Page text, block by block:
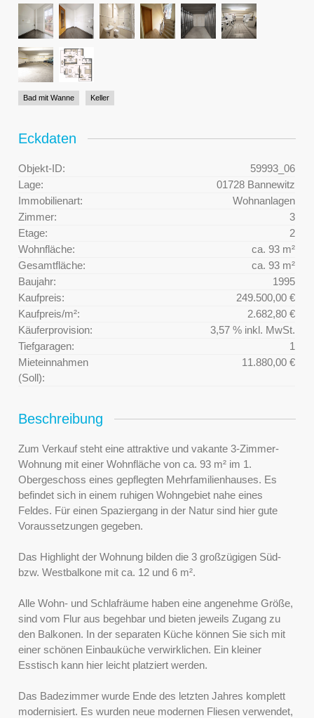
Bad mit Wanne Keller
Eckdaten
Objekt-ID:
59993_06
Lage:
01728 Bannewitz
Immobilienart:
Wohnanlagen
Zimmer:
3
Etage:
2
Wohnfläche:
ca. 93 m²
Gesamtfläche:
ca. 93 m²
Baujahr:
1995
Kaufpreis:
249.500,00 €
Kaufpreis/m²:
2.682,80 €
Käuferprovision:
3,57 % inkl. MwSt.
Tiefgaragen:
1
Mieteinnahmen
(Soll):
11.880,00 €
Beschreibung
Zum Verkauf steht eine attraktive und vakante 3-Zimmer-
Wohnung mit einer Wohnfläche von ca. 93 m² im 1.
Obergeschoss eines gepflegten Mehrfamilienhauses. Es
befindet sich in einem ruhigen Wohngebiet nahe eines
Feldes. Für einen Spaziergang in der Natur sind hier gute
Voraussetzungen gegeben.
Das Highlight der Wohnung bilden die 3 großzügigen Süd-
bzw. Westbalkone mit ca. 12 und 6 m².
Alle Wohn- und Schlafräume haben eine angenehme Größe,
sind vom Flur aus begehbar und bieten jeweils Zugang zu
den Balkonen. In der separaten Küche können Sie sich mit
einer schönen Einbauküche verwirklichen. Ein kleiner
Esstisch kann hier leicht platziert werden.
Das Badezimmer wurde Ende des letzten Jahres komplett
modernisiert. Es wurden neue modernen Fliesen verwendet,